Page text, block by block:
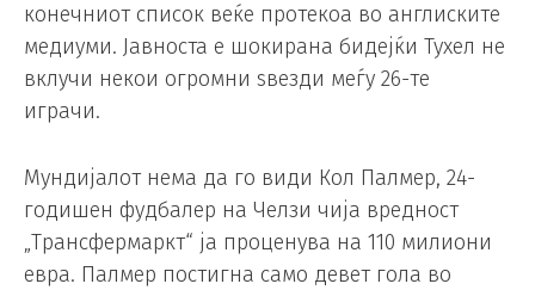
конечниот список веќе протекоа во англиските
медиуми. Јавноста е шокирана бидејќи Тухел не
вклучи некои огромни ѕвезди меѓу 26-те
играчи.
Мундијалот нема да го види Кол Палмер, 24-
годишен фудбалер на Челзи чија вредност
„Трансфермаркт“ ја проценува на 110 милиони
евра. Палмер постигна само девет гола во